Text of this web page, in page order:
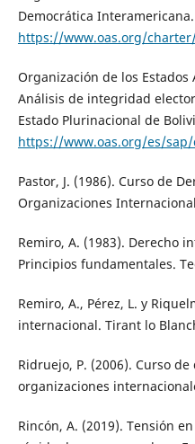
Democrática
https://www.oas.org/
Organización de los Estados
Análisis de integridad
Estado Plurinacional de
https://www.oas.org/es/
Pastor, J. (1986). Curso de
Organizaciones
Remiro, A. (1983). Derecho
Principios fundamentales.
Remiro, A., Pérez, L. y
internacional. Tirant lo
Ridruejo, P. (2006). Curso
organizaciones
Rincón, A. (2019). Tensión